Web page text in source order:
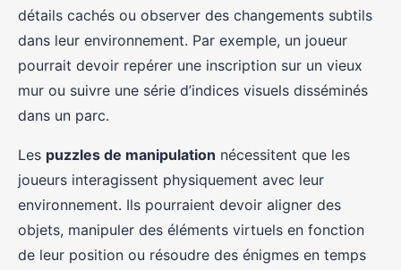
détails cachés ou observer des changements subtils
dans leur environnement. Par exemple, un joueur
pourrait devoir repérer une inscription sur un vieux
mur ou suivre une série d’indices visuels disséminés
dans un parc.
Les puzzles de manipulation nécessitent que les
joueurs interagissent physiquement avec leur
environnement. Ils pourraient devoir aligner des
objets, manipuler des éléments virtuels en fonction
de leur position ou résoudre des énigmes en temps